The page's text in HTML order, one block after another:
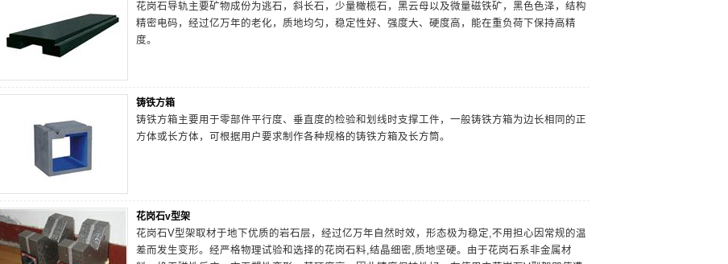
花岗石导轨主要矿物成份为逃石，斜长石，少量橄榄石，黑云母以及微量磁铁矿，黑色色泽，结构
精密电码，经过亿万年的老化，质地均匀，稳定性好、强度大、硬度高，能在重负荷下保持高精
度。
铸铁方箱
铸铁方箱主要用于零部件平行度、垂直度的检验和划线时支撑工件，一般铸铁方箱为边长相同的正
方体或长方体，可根据用户要求制作各种规格的铸铁方箱及长方筒。
花岗石v型架
花岗石V型架取材于地下优质的岩石层，经过亿万年自然时效，形态极为稳定,不用担心因常规的温
差而发生变形。经严格物理试验和选择的花岗石料,结晶细密,质地坚硬。由于花岗石系非金属材